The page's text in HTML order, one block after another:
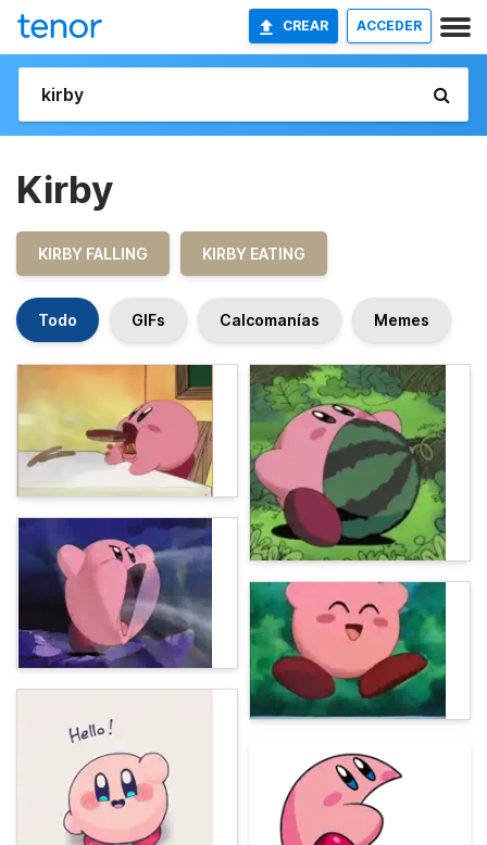
CREAR ACCEDER
Kirby
KIRBY FALLING KIRBY EATING
Todo GIFs Calcomanías Memes